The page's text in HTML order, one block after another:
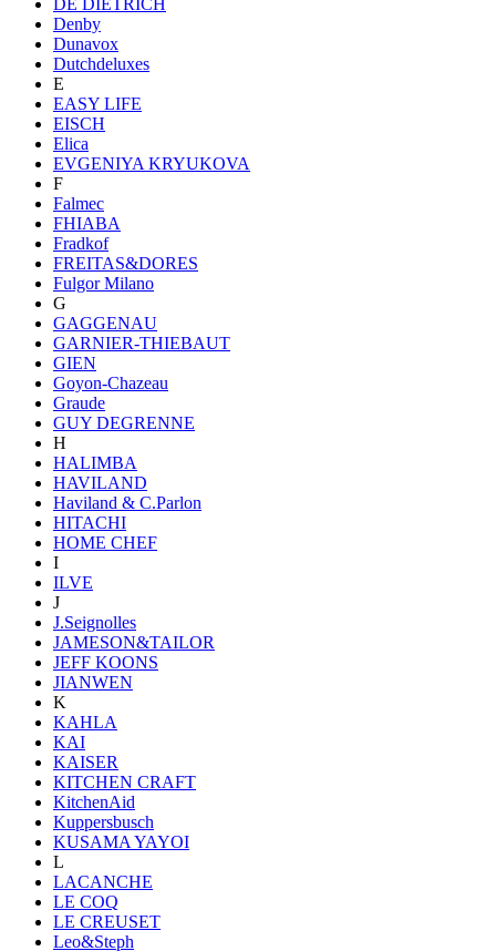
Denby
Dunavox
Dutchdeluxes
E
EASY LIFE
EISCH
Elica
EVGENIYA KRYUKOVA
F
Falmec
FHIABA
Fradkof
FREITAS&DORES
Fulgor Milano
G
GAGGENAU
GARNIER-THIEBAUT
GIEN
Goyon-Chazeau
Graude
GUY DEGRENNE
H
HALIMBA
HAVILAND
Haviland & C.Parlon
HITACHI
HOME CHEF
I
ILVE
J
J.Seignolles
JAMESON&TAILOR
JEFF KOONS
JIANWEN
K
KAHLA
KAI
KAISER
KITCHEN CRAFT
KitchenAid
Kuppersbusch
KUSAMA YAYOI
L
LACANCHE
LE COQ
LE CREUSET
Leo&Steph